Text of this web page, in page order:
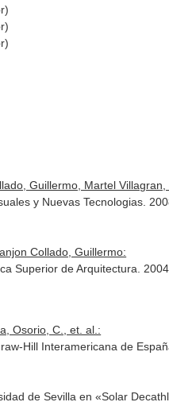
Guillermo, Martel
y Nuevas Tecnologias.
Collado, Guillermo:
Superior de Arquitectura.
Osorio, C., et. al.:
Hill Interamericana de
de Sevilla en «Solar